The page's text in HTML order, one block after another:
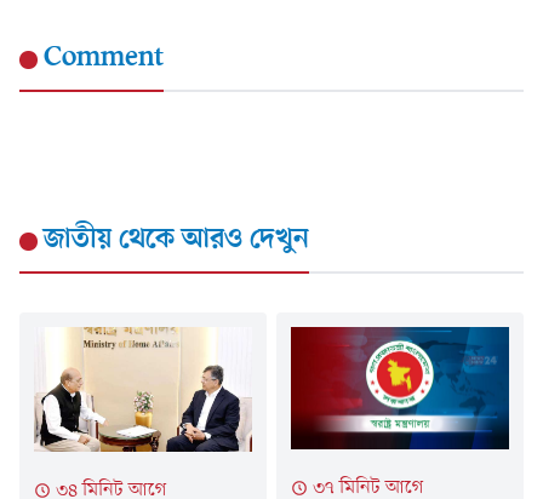
Comment
জাতীয়থেকে আরও দেখুন
৩৪ মিনিট আগে
৩৭ মিনিট আগে